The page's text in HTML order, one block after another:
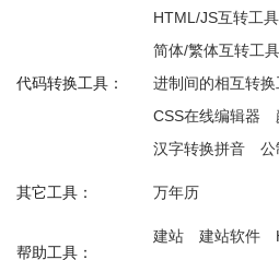
代码转换工具：
HTML/JS互转工具
简体/繁体互转工具
进制间的相互转换
CSS在线编辑器
汉字转换拼音
公
其它工具： 万年历
帮助工具：
建站 建站软件